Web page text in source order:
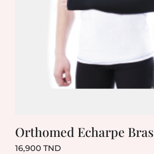
Orthomed Echarpe Bras
16,900 TNDPrix